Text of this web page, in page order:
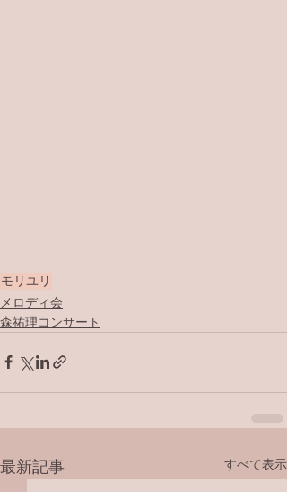
モリユリ
メロディ会
森祐理コンサート
最新記事 すべて表示